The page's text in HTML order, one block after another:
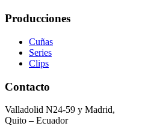
Producciones
Cuñas
Series
Clips
Contacto
Valladolid N24-59 y Madrid,
Quito – Ecuador